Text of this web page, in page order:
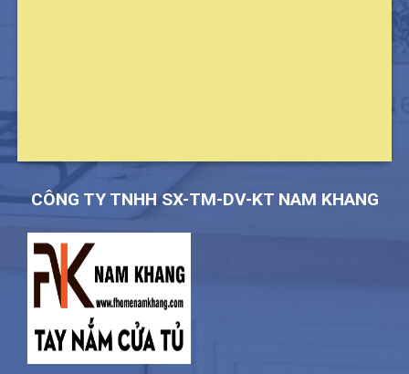
CÔNG TY TNHH SX-TM-DV-KT NAM KHANG